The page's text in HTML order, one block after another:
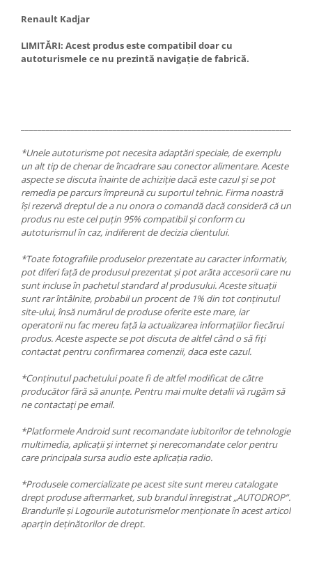
Renault Kadjar
LIMITĂRI: Acest produs este compatibil doar cu
autoturismele ce nu prezintă navigaţie de fabrică.
*Unele autoturisme pot necesita adaptări speciale, de exemplu
un alt tip de chenar de încadrare sau conector alimentare. Aceste
aspecte se discuta înainte de achiziție dacă este cazul și se pot
remedia pe parcurs împreună cu suportul tehnic. Firma noastră
își rezervă dreptul de a nu onora o comandă dacă consideră că un
produs nu este cel puțin 95% compatibil și conform cu
autoturismul în caz, indiferent de decizia clientului.
*Toate fotografiile produselor prezentate au caracter informativ,
pot diferi față de produsul prezentat și pot arăta accesorii care nu
sunt incluse în pachetul standard al produsului. Aceste situații
sunt rar întâlnite, probabil un procent de 1% din tot conținutul
site-ului, însă numărul de produse oferite este mare, iar
operatorii nu fac mereu față la actualizarea informațiilor fiecărui
produs. Aceste aspecte se pot discuta de altfel când o să fiți
contactat pentru confirmarea comenzii, daca este cazul.
*Conținutul pachetului poate fi de altfel modificat de către
producător fără să anunțe. Pentru mai multe detalii vă rugăm să
ne contactați pe email.
*Platformele Android sunt recomandate iubitorilor de tehnologie
multimedia, aplicații și internet și nerecomandate celor pentru
care principala sursa audio este aplicația radio.
*Produsele comercializate pe acest site sunt mereu catalogate
drept produse aftermarket, sub brandul înregistrat „AUTODROP”.
Brandurile și Logourile autoturismelor menționate în acest articol
aparțin deținătorilor de drept.